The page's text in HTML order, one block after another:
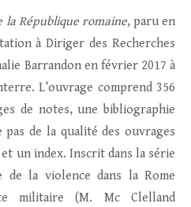
la République romaine, paru en
à Diriger des Recherches
Barrandon en février 2017 à
L’ouvrage comprend 356
de notes, une bibliographie
de la qualité des ouvrages
un index. Inscrit dans la série
de la violence dans la Rome
militaire (M. Mc Clelland